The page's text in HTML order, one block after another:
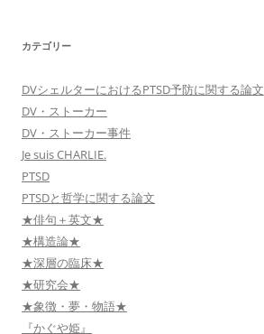
カテゴリー
DVシェルターにおけるPTSD予防に関する論文
DV・ストーカー
DV・ストーカー事件
Je suis CHARLIE.
PTSD
PTSDと哲学に関する論文
★俳句＋英文★
★構造論★
★深層の臨床★
★研究会★
★象徴・夢・物語★
『かぐや姫』